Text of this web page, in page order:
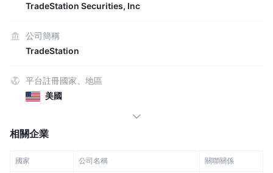
TradeStation Securities, Inc
公司簡稱
TradeStation
平台註冊國家、地區
美國
相關企業
國家 公司名稱 關聯關係